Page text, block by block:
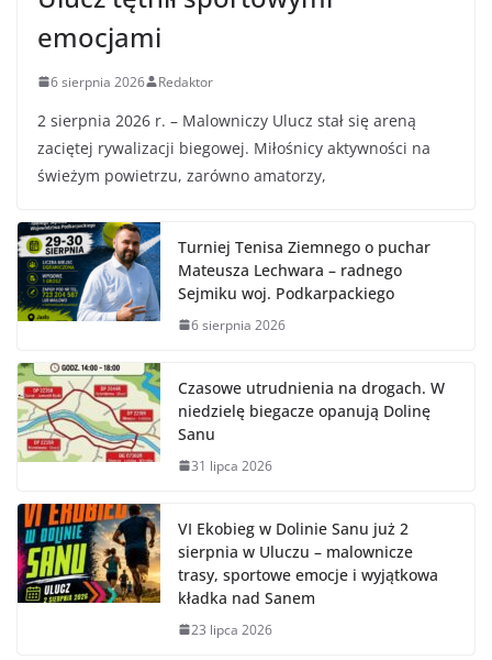
emocjami
6 sierpnia 2026 Redaktor
2 sierpnia 2026 r. – Malowniczy Ulucz stał się areną
zaciętej rywalizacji biegowej. Miłośnicy aktywności na
świeżym powietrzu, zarówno amatorzy,
Turniej Tenisa Ziemnego o puchar
Mateusza Lechwara – radnego
Sejmiku woj. Podkarpackiego
6 sierpnia 2026
Czasowe utrudnienia na drogach. W
niedzielę biegacze opanują Dolinę
Sanu
31 lipca 2026
VI Ekobieg w Dolinie Sanu już 2
sierpnia w Uluczu – malownicze
trasy, sportowe emocje i wyjątkowa
kładka nad Sanem
23 lipca 2026